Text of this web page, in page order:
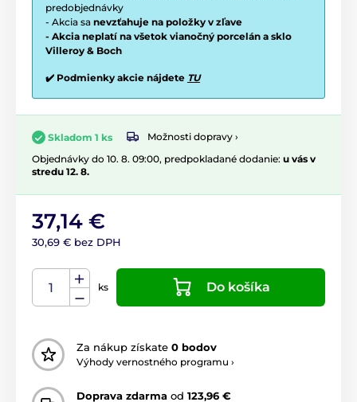
predobjednávky
- Akcia sa nevzťahuje na položky v zľave
- Akcia neplatí na všetok vianočný porcelán a sklo
Villeroy & Boch
✔️ Podmienky akcie nájdete TU
Skladom 1 ks
Možnosti dopravy ›
Objednávky do 10. 8. 09:00, predpokladané dodanie: u vás v
stredu 12. 8.
37,14 €
30,69 € bez DPH
ks Do košíka
Za nákup získate 0 bodov
Výhody vernostného programu ›
Doprava zdarma od 123,96 €